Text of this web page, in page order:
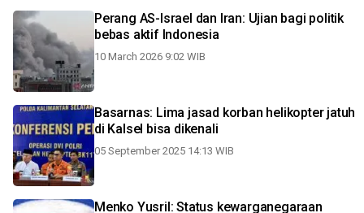
Perang AS-Israel dan Iran: Ujian bagi politik
bebas aktif Indonesia
10 March 2026 9:02 WIB
Basarnas: Lima jasad korban helikopter jatuh
di Kalsel bisa dikenali
05 September 2025 14:13 WIB
Menko Yusril: Status kewarganegaraan